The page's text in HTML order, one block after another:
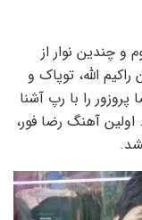
و چندین نوار از
الله، توپاک و
را با رپ آشنا
آهنگ رضا فور،